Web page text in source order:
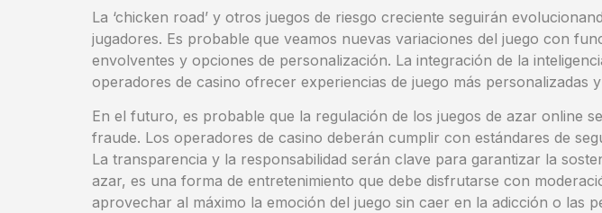
La ‘chicken road’ y otros juegos de riesgo creciente seguirán
jugadores. Es probable que veamos nuevas variaciones del juego con
envolventes y opciones de personalización. La integración de la
operadores de casino ofrecer experiencias de juego más personalizadas
En el futuro, es probable que la regulación de los juegos de azar online
fraude. Los operadores de casino deberán cumplir con estándares de
La transparencia y la responsabilidad serán clave para garantizar la
azar, es una forma de entretenimiento que debe disfrutarse con
aprovechar al máximo la emoción del juego sin caer en la adicción o las